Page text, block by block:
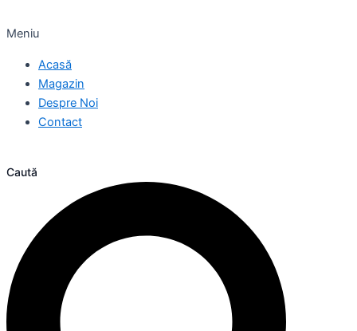
Meniu
Acasă
Magazin
Despre Noi
Contact
Caută